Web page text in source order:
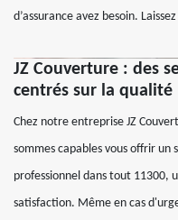
d’assurance avez besoin.
JZ Couverture : des
centrés sur la qualité
Chez notre entreprise JZ
sommes capables vous offrir
professionnel dans tout 11300,
satisfaction. Même en cas